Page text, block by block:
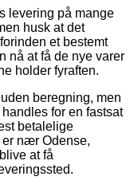
levering på mange
husk at det
et bestemt
nå at få de nye varer
holder fyraften.
beregning, men
for en fastsat
betalelige
er nær Odense,
at få